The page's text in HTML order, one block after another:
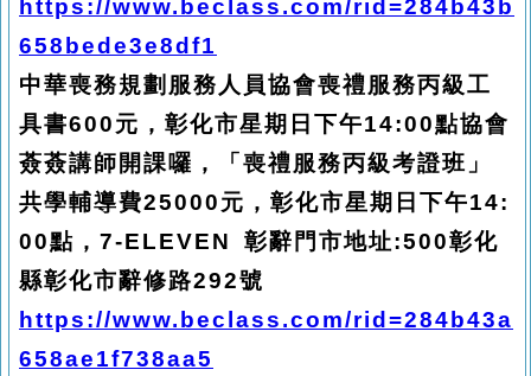
https://www.beclass.com/rid=284b43b
658bede3e8df1
中華喪務規劃服務人員協會喪禮服務丙級工
具書600元，彰化市星期日下午14:00點協會
薟薟講師開課囉，「喪禮服務丙級考證班」
共學輔導費25000元，彰化市星期日下午14:
00點，7-ELEVEN 彰辭門市地址:500彰化
縣彰化市辭修路292號
https://www.beclass.com/rid=284b43a
658ae1f738aa5